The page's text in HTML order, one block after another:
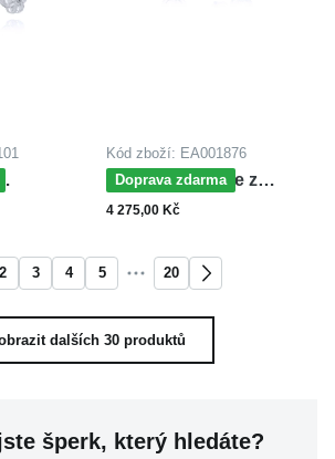
zlata
Kód zboží: EA001876
Doprava zdarma
MOISS náušnice z
bílého zlata
4 275,00 Kč
2 3 4 5 20
dalších 30 produktů
šperk, který hledáte?